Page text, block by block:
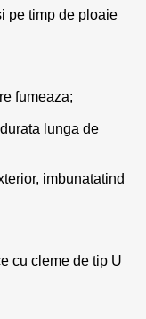
pe timp de ploaie
fumeaza;
lunga de
imbunatatind
cu cleme de tip U